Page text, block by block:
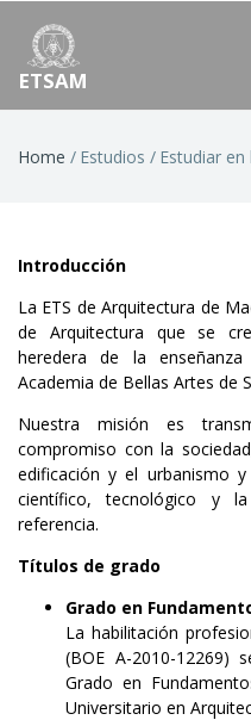
ETSAM
Breadcrumb
Home Estudios Estudiar en
Introducción
La ETS de Arquitectura de
de Arquitectura que se
heredera de la
Academia de Bellas Artes de
Nuestra misión es
compromiso con la
edificación y el urbanismo
científico, tecnológico y
referencia.
Títulos de grado
Grado en
La habilitación
(BOE A-2010-12269)
Grado en
Universitario en